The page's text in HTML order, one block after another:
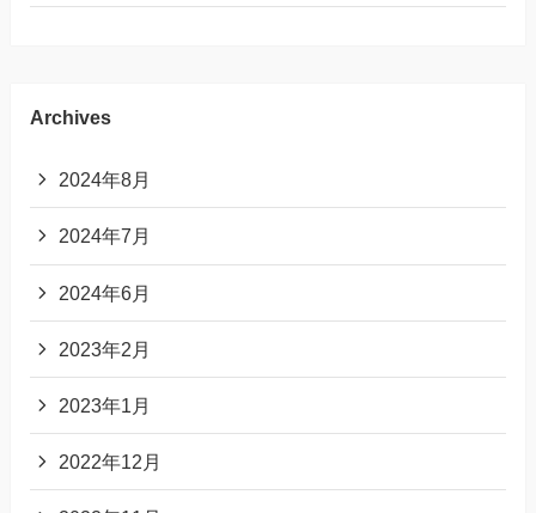
Archives
2024年8月
2024年7月
2024年6月
2023年2月
2023年1月
2022年12月